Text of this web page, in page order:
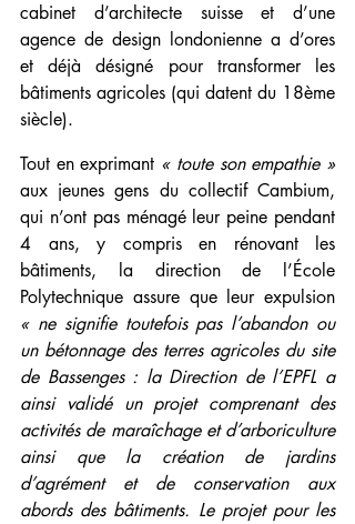
cabinet d’architecte suisse et d’une
agence de design londonienne a d’ores
et déjà désigné pour transformer les
bâtiments agricoles (qui datent du 18ème
siècle).
Tout en exprimant « toute son empathie »
aux jeunes gens du collectif Cambium,
qui n’ont pas ménagé leur peine pendant
4 ans, y compris en rénovant les
bâtiments, la direction de l’École
« ne signifie toutefois pas l’abandon ou
un bétonnage des terres agricoles du site
de Bassenges : la Direction de l’EPFL a
ainsi validé un projet comprenant des
activités de maraîchage et d’arboriculture
ainsi que la création de jardins
d’agrément et de conservation aux
abords des bâtiments. Le projet pour les